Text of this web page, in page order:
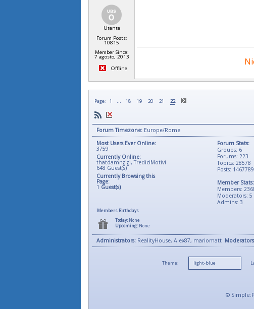
Utente
Forum Posts:
10815
Member Since:
7 agosto, 2013
Offline
Page: 1 18 19 20 21 22
Forum Timezone: Europe/Rome
Most Users Ever Online:
3759
Currently Online:
thatdamngigi,TrediciMotivi
648 Guest(s)
Currently Browsing this
Page:
1 Guest(s)
Members Birthdays
Today: None
Upcoming: None
Forum Stats:
Groups: 6
Forums: 223
Topics: 28578
Posts: 1467789
Member Stats:
Members:
Moderators: 5
Admins: 3
Administrators: RealityHouse, Alex87, mariomatt
Theme:
©